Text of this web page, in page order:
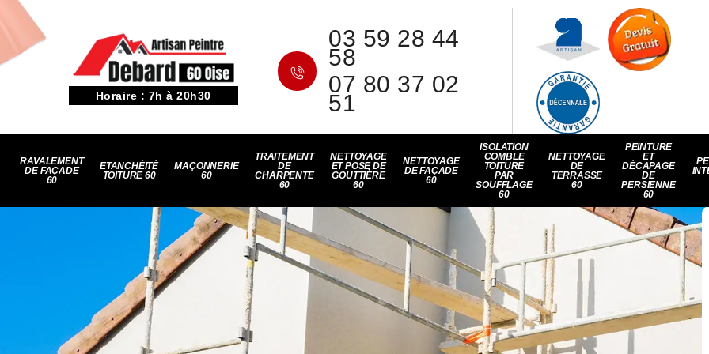
Horaire : 7h à 20h30
03 59 28 44
58
07 80 37 02
51
RAVALEMENT
DE FAÇADE
60
ETANCHÉITÉ
TOITURE 60
MAÇONNERIE
60
TRAITEMENT
DE
CHARPENTE
60
NETTOYAGE
ET POSE DE
GOUTTIÈRE
60
NETTOYAGE
DE FAÇADE
60
ISOLATION
COMBLE
TOITURE
PAR
SOUFFLAGE
60
NETTOYAGE
DE
TERRASSE
60
PEINTURE
ET
DÉCAPAGE
DE
PERSIENNE
60